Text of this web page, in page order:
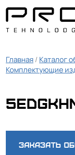
Главная/ Каталог
Комплектующие
Заказать